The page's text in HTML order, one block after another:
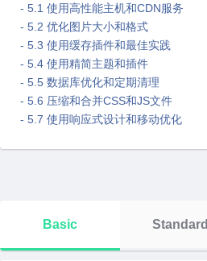
- 5.1 使⽤⾼性能主机和CDN服务
- 5.2 优化图⽚⼤⼩和格式
- 5.3 使⽤缓存插件和最佳实践
- 5.4 使⽤精简主题和插件
- 5.5 数据库优化和定期清理
- 5.6 压缩和合并CSS和JS⽂件
- 5.7 使⽤响应式设计和移动优化
Basic Standard